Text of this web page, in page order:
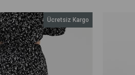
Ücretsiz Kargo